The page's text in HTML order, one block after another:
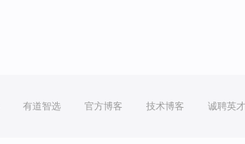
有道智选 官方博客 技术博客 诚聘英才